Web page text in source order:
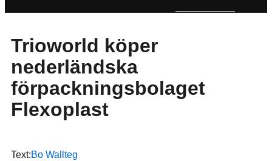
Trioworld köper
nederländska
förpackningsbolaget
Flexoplast
Text:Bo Wallteg